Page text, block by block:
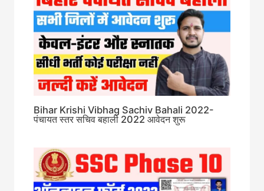
Bihar Krishi Vibhag Sachiv Bahali 2022-
पंचायत स्तर सचिव बहाली 2022 आवेदन शुरू